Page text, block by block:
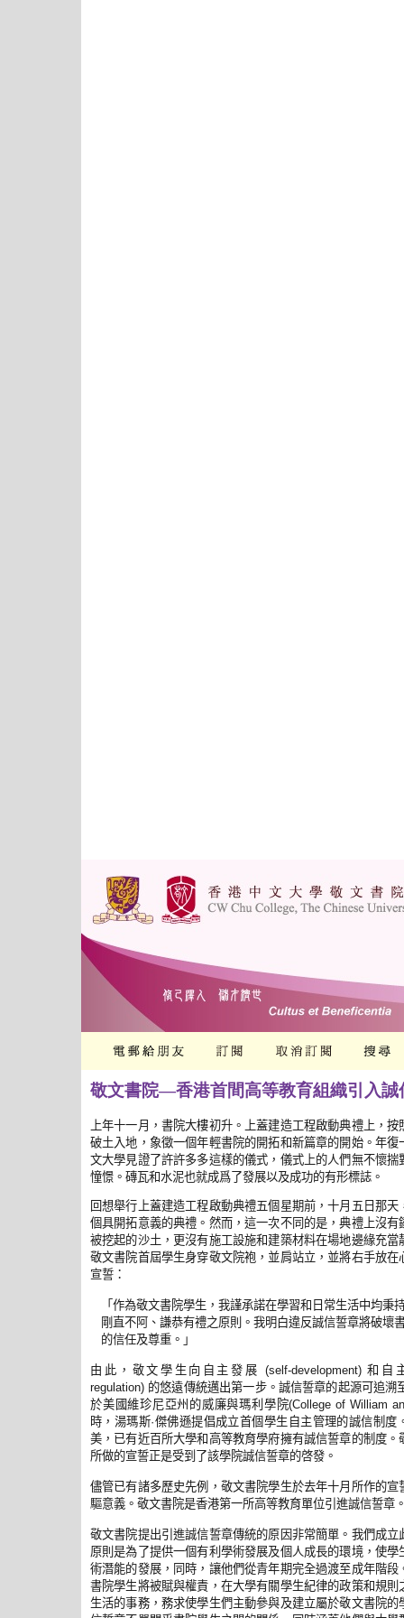
敬文書院―香港首間高等教育組織引入誠
上年十一月，書院大樓初升。上蓋建造工程啟動典禮上，按
破土入地，象徵一個年輕書院的開拓和新篇章的開始。年復
文大學見證了許許多多這樣的儀式，儀式上的人們無不懷揣
憧憬。磚瓦和水泥也就成爲了發展以及成功的有形標誌。
回想舉行上蓋建造工程啟動典禮五個星期前，十月五日那天
個具開拓意義的典禮。然而，這一次不同的是，典禮上沒有
被挖起的沙土，更沒有施工設施和建築材料在場地邊緣充當
敬文書院首屆學生身穿敬文院袍，並肩站立，並將右手放在
宣誓：
「作為敬文書院學生，我謹承諾在學習和日常生活中均秉
剛直不阿、 謙恭有禮之原則。 我明白違反誠信誓章將破壞
的信任及尊重。」
由此，敬文學生向自主發展 (self-development)和自
regulation) 的悠遠傳統邁出第一步。誠信誓章的起源可追溯
於美國維珍尼亞州的威廉與瑪利學院(College of William
時，湯瑪斯·傑佛遜提倡成立首個學生自主管理的誠信制度
美，已有近百所大學和高等教育學府擁有誠信誓章的制度。
所做的宣誓正是受到了該學院誠信誓章的啓發。
儘管已有諸多歷史先例，敬文書院學生於去年十月所作的宣
驅意義。敬文書院是香港第一所高等教育單位引進誠信誓章
敬文書院提出引進誠信誓章傳統的原因非常簡單。我們成立
原則是為了提供一個有利學術發展及個人成長的環境，使學
術潛能的發展，同時，讓他們從青年期完全過渡至成年階段
書院學生將被賦與權責，在大學有關學生紀律的政策和規則
生活的事務，務求使學生們主動參與及建立屬於敬文書院的